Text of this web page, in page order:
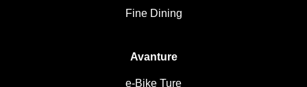
Fine Dining
Avanture
e-Bike Ture